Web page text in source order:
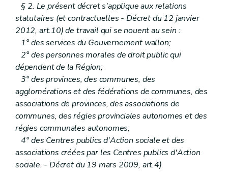
§ 2. Le présent décret s'applique aux relations
statutaires (et contractuelles - Décret du 12 janvier
2012, art.10) de travail qui se nouent au sein :
1° des services du Gouvernement wallon;
2° des personnes morales de droit public qui
dépendent de la Région;
3° des provinces, des communes, des
agglomérations et des fédérations de communes, des
associations de provinces, des associations de
communes, des régies provinciales autonomes et des
régies communales autonomes;
4° des Centres publics d'Action sociale et des
associations créées par les Centres publics d'Action
sociale. - Décret du 19 mars 2009, art.4)